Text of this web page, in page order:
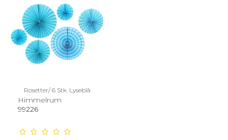
Rosetter/ 6 Stk. Lyseblå
Himmelrum
99226